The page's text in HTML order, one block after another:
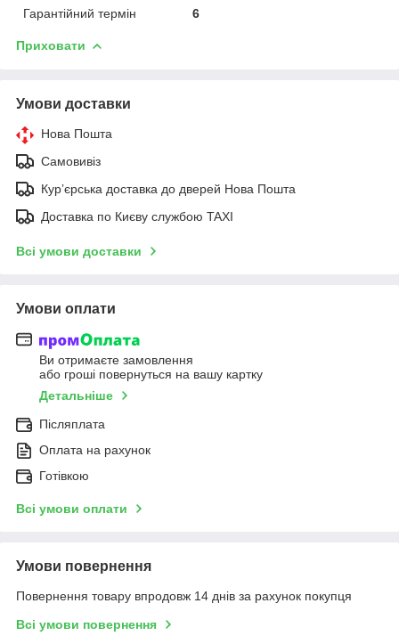
Гарантійний термін
6
Приховати
Умови доставки
Нова Пошта
Самовивіз
Курʼєрська доставка до дверей Нова Пошта
Доставка по Києву службою TAXI
Всі умови доставки
Умови оплати
Ви отримаєте замовлення
або гроші повернуться на вашу картку
Детальніше
Післяплата
Оплата на рахунок
Готівкою
Всі умови оплати
Умови повернення
Повернення товару впродовж 14 днів за рахунок покупця
Всі умови повернення